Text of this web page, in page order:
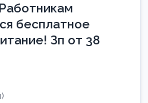
бесплатное
Зп от 38